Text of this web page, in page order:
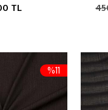
TL
%11